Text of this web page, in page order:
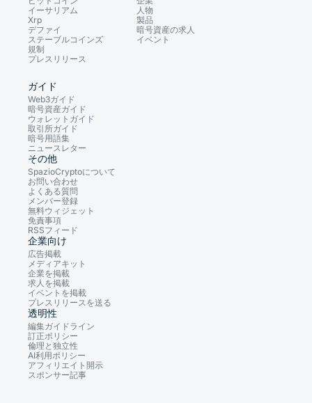
イーサリアム
Xrp
デファイ
ステーブルコインズ
規制
プレスリリース
人物
製品
暗号資産の求人
イベント
ガイド
Web3ガイド
暗号資産ガイド
ウォレットガイド
取引所ガイド
暗号用語集
ニュースレター
その他
SpazioCryptoについて
お問い合わせ
よくある質問
メンバー登録
無料ウィジェット
免責事項
RSSフィード
企業向け
広告掲載
メディアキット
企業を掲載
求人を掲載
イベントを掲載
プレスリリースを送る
透明性
編集ガイドライン
訂正ポリシー
倫理と独立性
AI利用ポリシー
アフィリエイト開示
スポンサー記事